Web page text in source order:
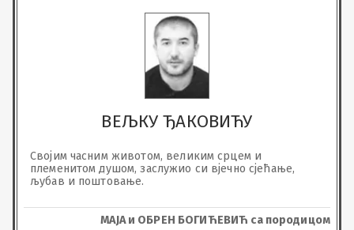
ВЕЉКУ ЂАКОВИЋУ
Својим часним животом, великим срцем и
племенитом душом, заслужио си вјечно сјећање,
љубав и поштовање.
МАЈА и ОБРЕН БОГИЋЕВИЋ са породицом